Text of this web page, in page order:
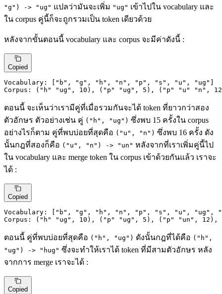
"g") -> "ug" แปลว่ามันจะเพิ่ม "ug" เข้าไปใน vocabulary และ
ใน corpus คู่นี้ก็จะถูกรวมเป็น token เดียวด้วย
หลังจากขั้นตอนนี้ vocabulary และ corpus จะมีค่าดังนี้ :
Copied
Vocabulary: [ "b" , "g" , "h" , "n" , "p" , "s" , "u" , "ug"
Corpus:
( "h" "ug" , 10 ), ( "p" "ug" , 5 ), ( "p" "u" "n" , 12
ตอนนี้ จะเห็นว่าเรามีคู่ที่เมื่อรวมกันจะได้ token ที่ยาวกว่าสอง
ตัวอักษร ตัวอย่างเช่น คู่ ("h", "ug") ซึ่งพบ 15 ครั้งใน corpus
อย่างไรก็ตาม คู่ที่พบบ่อยที่สุดคือ ("u", "n") ซึ่งพบ 16 ครั้ง ดัง
นั้นกฎที่สองก็คือ ("u", "n") -> "un" หลังจากที่เราเพิ่มคู่นี้ไป
ใน vocabulary และ merge token ใน corpus เข้าด้วยกันแล้ว เราจะ
ได้ :
Copied
Vocabulary: "b" , "g" , "h" , "n" , "p" , "s" , "u" , "ug" ,
Corpus:
( "h" "ug" , 10 ), ( "p" "ug" , 5 ), ( "p" "un" , 12 ),
ตอนนี้ คู่ที่พบบ่อยที่สุดคือ ("h", "ug") ดังนั้นกฎที่ได้คือ ("h",
"ug") -> "hug" ซึ่งจะทำให้เราได้ token ที่มีสามตัวอักษร หลัง
จากการ merge เราจะได้ :
Copied